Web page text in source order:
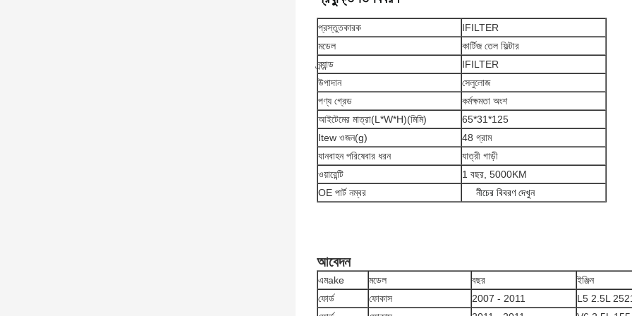
প্রস্তুতকারক
IFILTER
মডেল
কার্টিজ তেল ফিল্টার
ব্র্যান্ড
IFILTER
উপাদান
সেলুলোজ
পণ্য গ্রেড
কর্মক্ষমতা অংশ
আইটেমের মাত্রা(L*W*H)(মিমি)
65*31*125
Itew ওজন(g)
48 গ্রাম
যানবাহন পরিষেবার ধরন
যাত্রী গাড়ী
ওয়ারেন্টি
1 বছর, 5000KM
OE পার্ট নম্বর
নীচের বিবরণ দেখুন
আবেদন
এমake মডেল বছর
ইঞ্জিন
ফোর্ড
ফোকাস 2007 - 2011
L5 2.5L